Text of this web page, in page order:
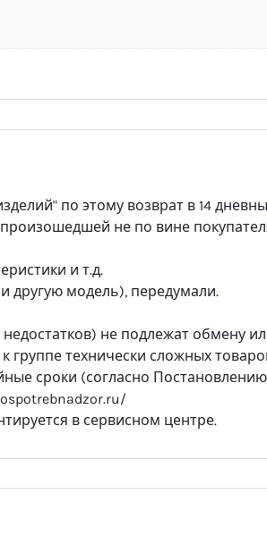
по этому возврат в 14
не по вине
и т.д.
другую модель), передумали.
не подлежат обмену
к группе технически сложных
сроки (согласно Постановлению
в сервисном центре.